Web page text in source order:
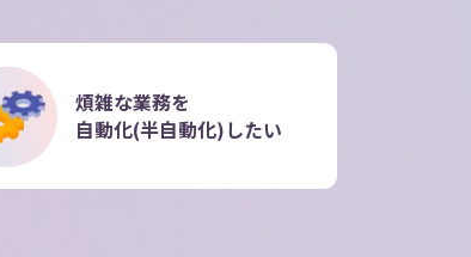
煩雑な業務を
自動化(半自動化)したい